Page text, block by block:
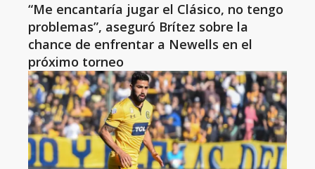
“Me encantaría jugar el Clásico, no tengo
problemas”, aseguró Brítez sobre la
chance de enfrentar a Newells en el
próximo torneo